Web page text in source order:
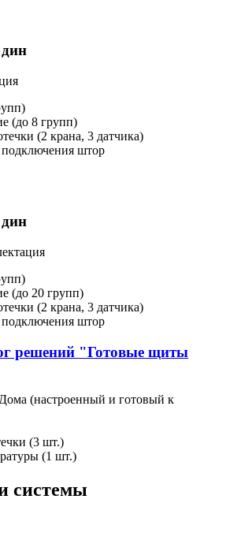
(до 8 групп)
(2 крана, 3 датчика)
штор
(до 20 групп)
(2 крана, 3 датчика)
штор
решений "Готовые щиты
(настроенный и готовый к
(3 шт.)
(1 шт.)
системы